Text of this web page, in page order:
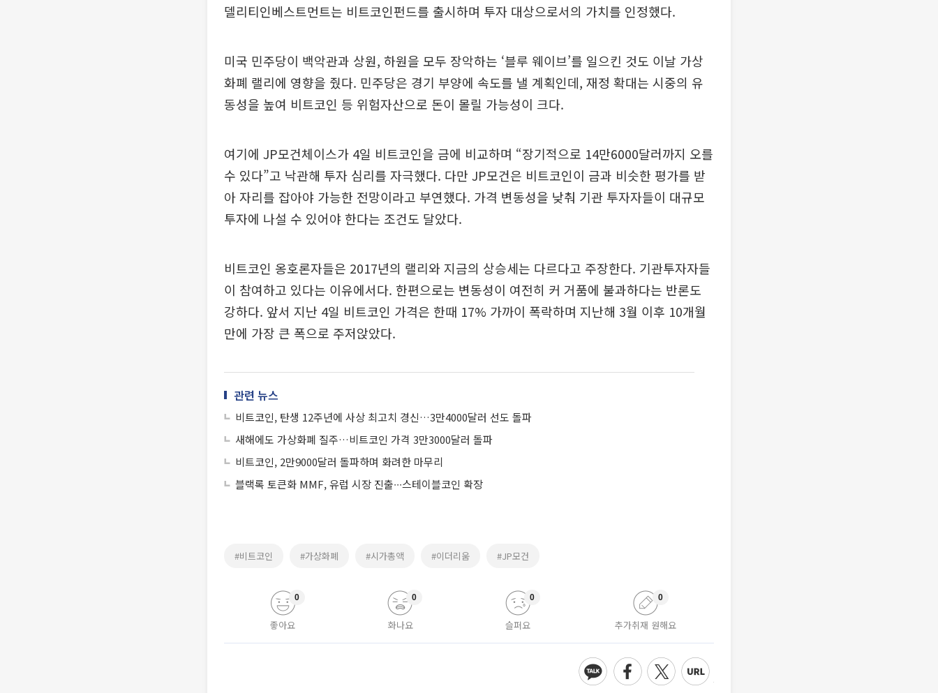
델리티인베스트먼트는 비트코인펀드를 출시하며 투자 대상으로서의 가치를 인정했다.
미국 민주당이 백악관과 상원, 하원을 모두 장악하는 ‘블루 웨이브’를 일으킨 것도 이날 가상
화폐 랠리에 영향을 줬다. 민주당은 경기 부양에 속도를 낼 계획인데, 재정 확대는 시중의 유
동성을 높여 비트코인 등 위험자산으로 돈이 몰릴 가능성이 크다.
여기에 JP모건체이스가 4일 비트코인을 금에 비교하며 “장기적으로 14만6000달러까지 오를
수 있다”고 낙관해 투자 심리를 자극했다. 다만 JP모건은 비트코인이 금과 비슷한 평가를 받
아 자리를 잡아야 가능한 전망이라고 부연했다. 가격 변동성을 낮춰 기관 투자자들이 대규모
투자에 나설 수 있어야 한다는 조건도 달았다.
비트코인 옹호론자들은 2017년의 랠리와 지금의 상승세는 다르다고 주장한다. 기관투자자들
이 참여하고 있다는 이유에서다. 한편으로는 변동성이 여전히 커 거품에 불과하다는 반론도
강하다. 앞서 지난 4일 비트코인 가격은 한때 17% 가까이 폭락하며 지난해 3월 이후 10개월
만에 가장 큰 폭으로 주저앉았다.
관련 뉴스
비트코인, 탄생 12주년에 사상 최고치 경신…3만4000달러 선도 돌파
새해에도 가상화폐 질주…비트코인 가격 3만3000달러 돌파
비트코인, 2만9000달러 돌파하며 화려한 마무리
블랙록 토큰화 MMF, 유럽 시장 진출∙∙∙스테이블코인 확장
#비트코인 #가상화폐 #시가총액 #이더리움 #JP모건
좋아요
0
화나요
0
슬퍼요
0
추가취재 원해요
0